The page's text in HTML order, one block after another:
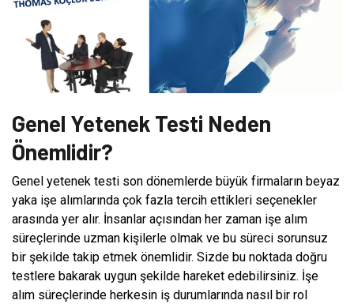
Genel Yetenek Testi Neden
Önemlidir?
Genel yetenek testi son dönemlerde büyük firmaların beyaz
yaka işe alımlarında çok fazla tercih ettikleri seçenekler
arasında yer alır. İnsanlar açısından her zaman işe alım
süreçlerinde uzman kişilerle olmak ve bu süreci sorunsuz
bir şekilde takip etmek önemlidir. Sizde bu noktada doğru
testlere bakarak uygun şekilde hareket edebilirsiniz. İşe
alım süreçlerinde herkesin iş durumlarında nasıl bir rol